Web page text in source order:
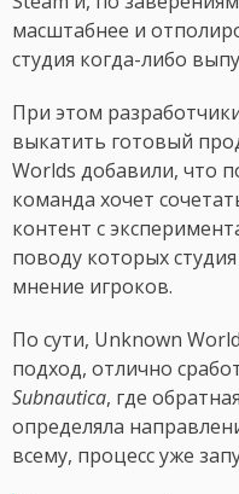
масштабнее и
студия когда-либо
При этом
выкатить готовый
Worlds добавили, что
команда хочет
контент с
поводу которых
мнение игроков.
По сути, Unknown
подход, отлично
Subnautica, где
определяла
всему, процесс уже